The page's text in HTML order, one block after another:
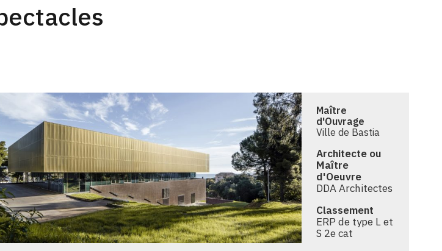
Maître
d'Ouvrage
Ville de Bastia
Architecte ou
Maître
d'Oeuvre
DDA Architectes
Classement
ERP de type L et
S 2e cat